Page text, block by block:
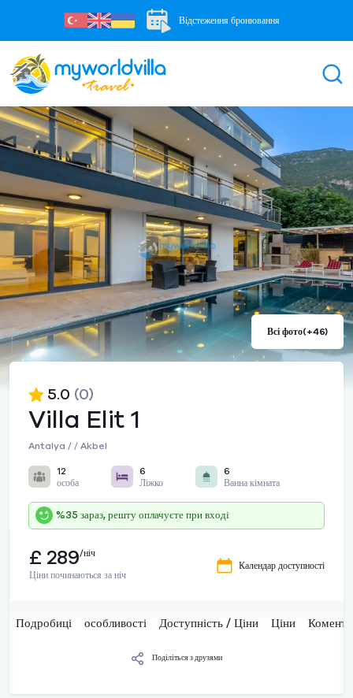
Відстеження бронювання
Всі фото(+46)
Villa Elit 1
Antalya / / Akbel
5.0 (0)
12
особа
6
Ліжко
6
Ванна кімната
%35 зараз, решту оплачуєте при вході
£ 289/ніч
Ціни починаються за ніч
Календар доступності
Подробиці особливості Доступність / Ціни Ціни
Поділіться з друзями